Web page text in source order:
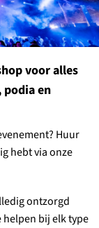
voor alles
en
Huur
hebt via onze
ontzorgd
helpen bij elk type